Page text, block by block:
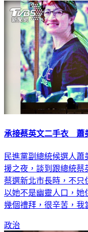
承接蔡英文二手衣 蕭
民進黨副總統候選人蕭
援之夜，談到跟總統蔡
蔡選新北市長時，不只
以她不是幽靈人口，她
幾個禮拜，很辛苦，我
政治